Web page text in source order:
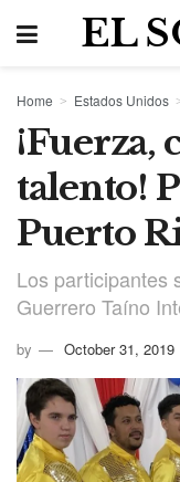
EL
Home Estados Unidos
¡Fuerza,
talento!
Puerto
Los participantes
Guerrero Taíno
by October 31, 2019